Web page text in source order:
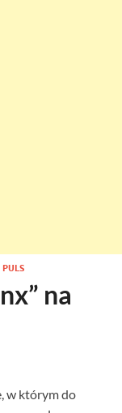
na
w którym do